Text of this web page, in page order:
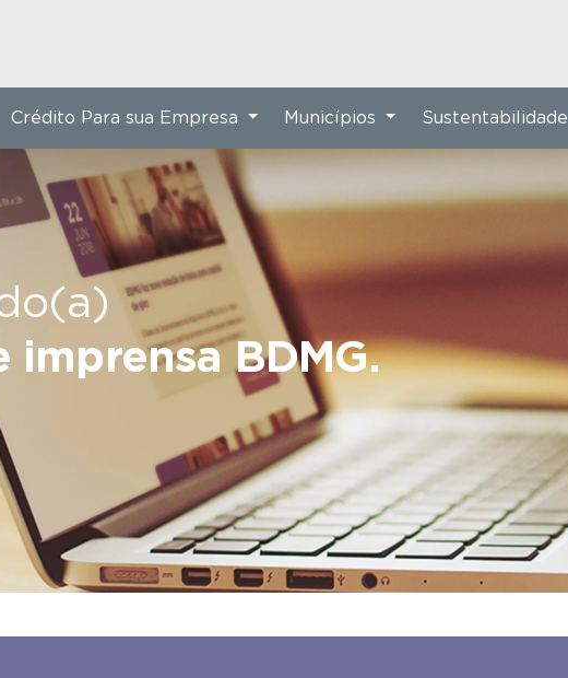
imprensa BDMG.
Crédito Para sua Empresa Municípios Sustentabilidade